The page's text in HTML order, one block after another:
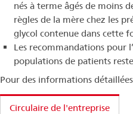
nés à terme âgés de moins
règles de la mère chez les
glycol contenue dans cette
Les recommandations pour
populations de patients
Pour des informations
Circulaire de l'entreprise